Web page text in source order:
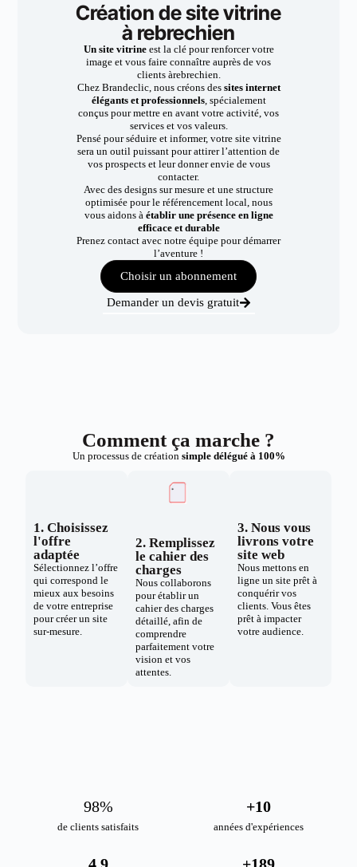
Création de site vitrine
à rebrechien
Un site vitrineest la clé pour renforcer votre
image et vous faire connaître auprès de vos
clients àrebrechien.
Chez Brandeclic, nous créons dessites internet
élégants et professionnels, spécialement
conçus pour mettre en avant votre activité, vos
services et vos valeurs.
Pensé pour séduire et informer, votre site vitrine
sera un outil puissant pour attirer l’attention de
vos prospects et leur donner envie de vous
contacter.
Avec des designs sur mesure et une structure
optimisée pour le référencement local, nous
vous aidons à établir une présence en ligne
efficace et durable
Prenez contact avec notre équipe pour démarrer
l’aventure !
Choisir un abonnement
Demander un devis gratuit
Comment ça marche ?
Un processus de création simple délégué à 100%
1. Choisissez
l'offre
adaptée
Sélectionnez l’offre
qui correspond le
mieux aux besoins
de votre entreprise
pour créer un site
sur-mesure.
2. Remplissez
le cahier des
charges
Nous collaborons
pour établir un
cahier des charges
détaillé, afin de
comprendre
parfaitement votre
vision et vos
attentes.
3. Nous vous
livrons votre
site web
Nous mettons en
ligne un site prêt à
conquérir vos
clients. Vous êtes
prêt à impacter
votre audience.
de clients satisfaits
98%
années d'expériences
+10